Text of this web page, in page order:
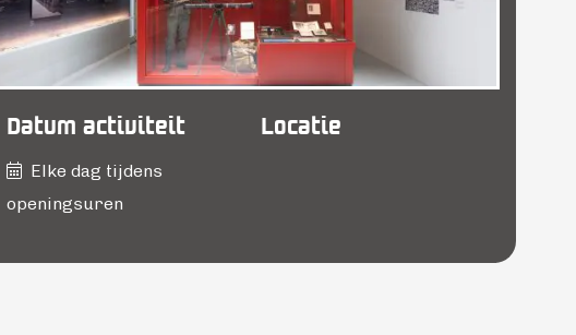
Datum activiteit
Elke dag tijdens
openingsuren
Locatie